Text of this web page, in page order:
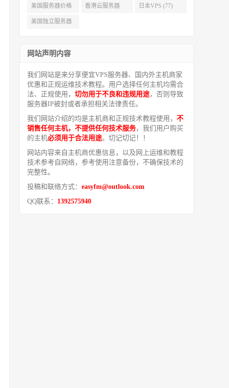
(94) (91)
美国服务器价格
(82)
香港云服务器 日本VPS (77)
美国独立服务器
网站声明内容
我们网站是来分享便宜VPS服务器、国内外主机商家
优惠和正规运维技术教程。用户选择任何主机均需合
法、正规使用， 切勿用于不良和违规用途，否则导致
服务器IP被封或者承担相关法律责任。
我们网站介绍的均是主机商和正规技术教程使用， 不
销售任何主机，不提供任何技术服务，我们用户购买
的主机必须用于合法用途。切记切记！！
网站内容来自主机商优惠信息，以及网上运维和教程
技术参考自网络，参考使用注意备份，不确保技术的
完整性。
投稿和联络方式： easyfm@outlook.com
QQ联系： 1392575940